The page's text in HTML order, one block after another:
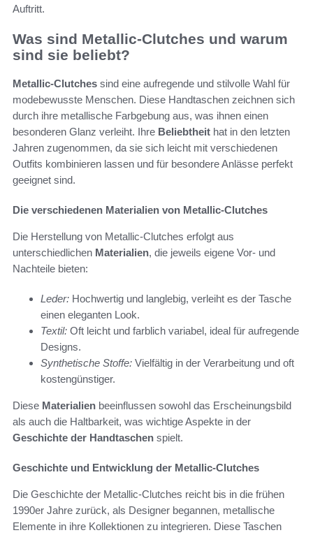
Auftritt.
Was sind Metallic-Clutches und warum
sind sie beliebt?
Metallic-Clutches sind eine aufregende und stilvolle Wahl für
modebewusste Menschen. Diese Handtaschen zeichnen sich
durch ihre metallische Farbgebung aus, was ihnen einen
besonderen Glanz verleiht. Ihre Beliebtheit hat in den letzten
Jahren zugenommen, da sie sich leicht mit verschiedenen
Outfits kombinieren lassen und für besondere Anlässe perfekt
geeignet sind.
Die verschiedenen Materialien von Metallic-Clutches
Die Herstellung von Metallic-Clutches erfolgt aus
unterschiedlichen Materialien, die jeweils eigene Vor- und
Nachteile bieten:
Leder: Hochwertig und langlebig, verleiht es der Tasche
einen eleganten Look.
Textil: Oft leicht und farblich variabel, ideal für aufregende
Designs.
Synthetische Stoffe: Vielfältig in der Verarbeitung und oft
kostengünstiger.
Diese Materialien beeinflussen sowohl das Erscheinungsbild
als auch die Haltbarkeit, was wichtige Aspekte in der
Geschichte der Handtaschen spielt.
Geschichte und Entwicklung der Metallic-Clutches
Die Geschichte der Metallic-Clutches reicht bis in die frühen
1990er Jahre zurück, als Designer begannen, metallische
Elemente in ihre Kollektionen zu integrieren. Diese Taschen